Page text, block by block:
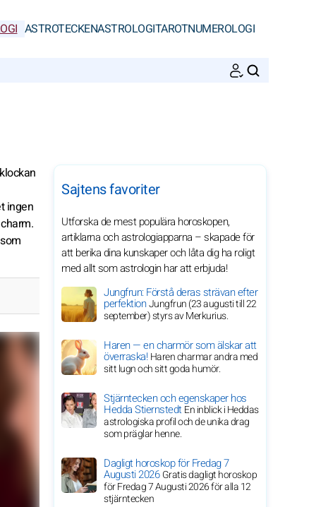
ASTROTECKENASTROLOGITAROTNUMEROLOGI
ingen
Sajtens favoriter
Utforska de mest populära horoskopen,
artiklarna och astrologiapparna – skapade för
att berika dina kunskaper och låta dig ha roligt
med allt som astrologin har att erbjuda!
Jungfrun: Förstå deras strävan efter
perfektionJungfrun (23 augusti till 22
september) styrs av Merkurius.
Haren — en charmör som älskar att
överraska!Haren charmar andra med
sitt lugn och sitt goda humör.
Stjärntecken och egenskaper hos
Hedda StiernstedtEn inblick i Heddas
astrologiska profil och de unika drag
som präglar henne.
Dagligt horoskop för Fredag 7
Augusti 2026Gratis dagligt horoskop
för Fredag 7 Augusti 2026 för alla 12
stjärntecken